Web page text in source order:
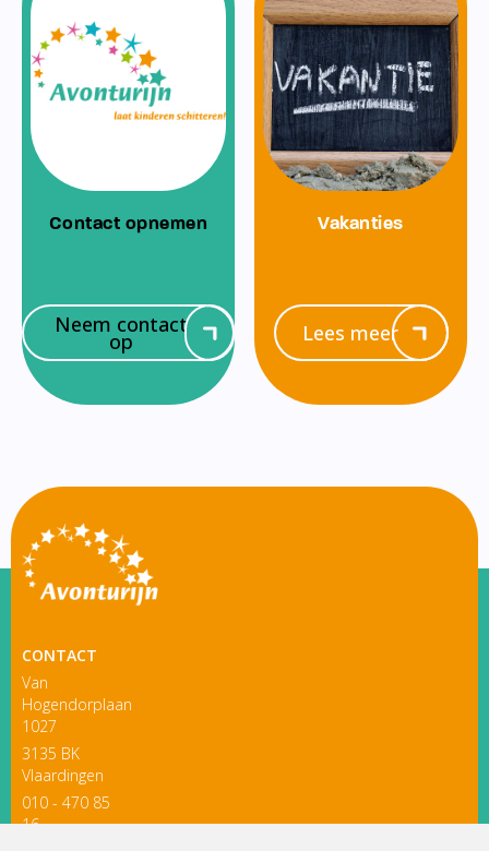
Contact opnemen
Neem contact
op
Vakanties
Lees meer
CONTACT
Van
Hogendorplaan
1027
3135 BK
Vlaardingen
010 - 470 85
16